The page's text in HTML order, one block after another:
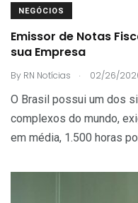
NEGÓCIOS
Emissor de Notas
sua Empresa
By RN Notícias . 02/26/
O Brasil possui um dos
complexos do mundo,
em média, 1.500 horas